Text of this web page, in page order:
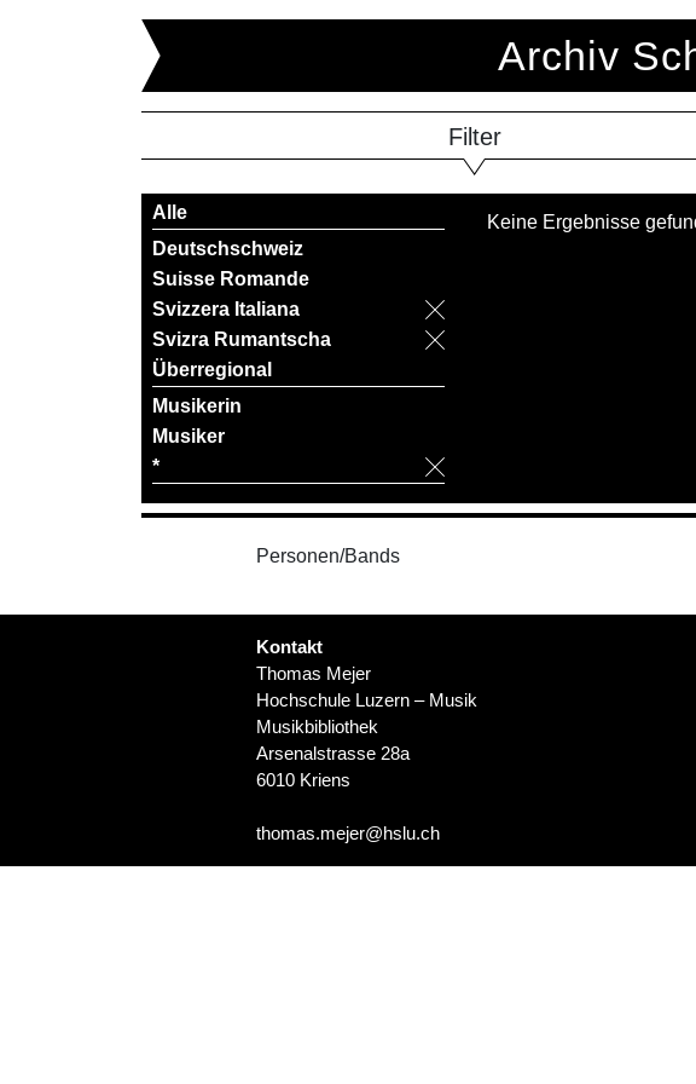
Archiv
Filter
Alle
Deutschschweiz
Suisse Romande
Svizzera Italiana
Svizra Rumantscha
Überregional
Musikerin
Musiker
*
Keine Ergebnisse
Personen/Bands
Kontakt
Thomas Mejer
Hochschule Luzern – Musik
Musikbibliothek
Arsenalstrasse 28a
6010 Kriens
thomas.mejer@hslu.ch